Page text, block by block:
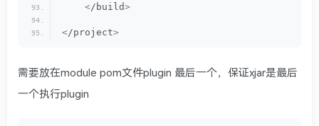
</build>
</project>
需要放在module pom文件plugin 最后一个，保证xjar是最后
一个执行plugin